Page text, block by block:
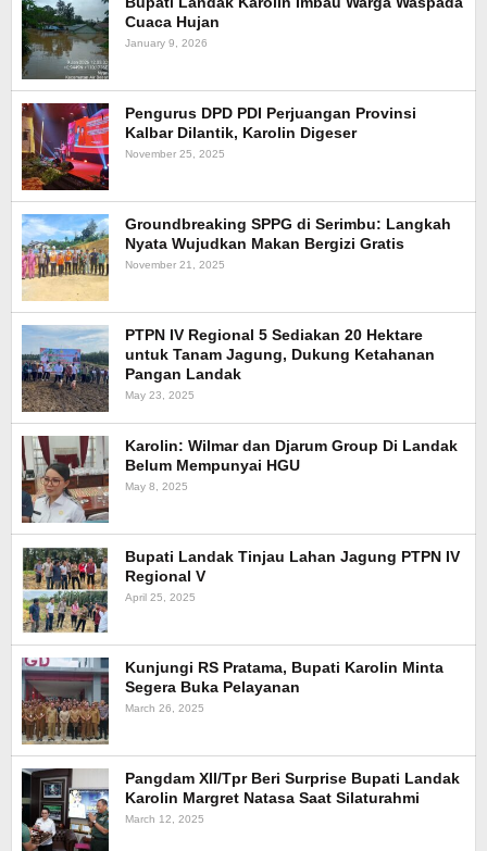
Cuaca Hujan
January 9, 2026
Pengurus DPD PDI Perjuangan Provinsi
Kalbar Dilantik, Karolin Digeser
November 25, 2025
Groundbreaking SPPG di Serimbu: Langkah
Nyata Wujudkan Makan Bergizi Gratis
November 21, 2025
PTPN IV Regional 5 Sediakan 20 Hektare
untuk Tanam Jagung, Dukung Ketahanan
Pangan Landak
May 23, 2025
Karolin: Wilmar dan Djarum Group Di Landak
Belum Mempunyai HGU
May 8, 2025
Bupati Landak Tinjau Lahan Jagung PTPN IV
Regional V
April 25, 2025
Kunjungi RS Pratama, Bupati Karolin Minta
Segera Buka Pelayanan
March 26, 2025
Pangdam XII/Tpr Beri Surprise Bupati Landak
Karolin Margret Natasa Saat Silaturahmi
March 12, 2025